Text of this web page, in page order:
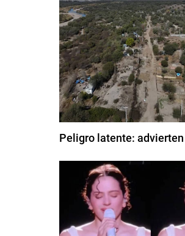
Peligro latente: